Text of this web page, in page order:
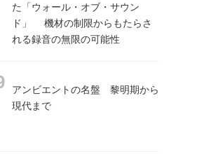
た「ウォール・オブ・サウン
ド」 機材の制限からもたらさ
れる録音の無限の可能性
アンビエントの名盤 黎明期から
現代まで